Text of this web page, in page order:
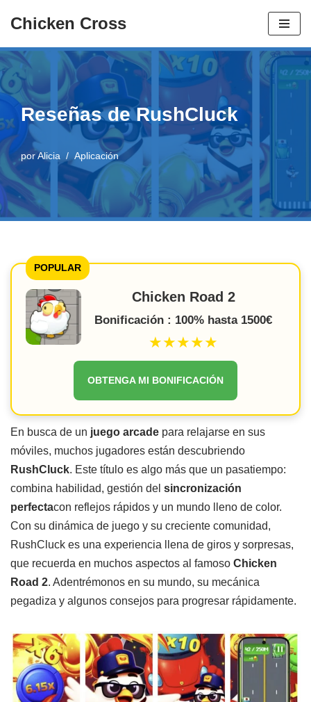
al
contenido
Chicken Cross
Reseñas de RushCluck
porAlicia Aplicación
POPULAR
Chicken Road 2
Bonificación : 100% hasta 1500€
★★★★★
OBTENGA MI BONIFICACIÓN
En busca de un juego arcade para relajarse en sus
móviles, muchos jugadores están descubriendo
RushCluck. Este título es algo más que un pasatiempo:
combina habilidad, gestión del sincronización
perfectacon reflejos rápidos y un mundo lleno de color.
Con su dinámica de juego y su creciente comunidad,
RushCluck es una experiencia llena de giros y sorpresas,
que recuerda en muchos aspectos al famoso Chicken
Road 2. Adentrémonos en su mundo, su mecánica
pegadiza y algunos consejos para progresar rápidamente.